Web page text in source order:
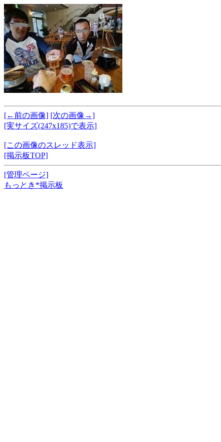
[←前の画像] [次の画像→]
[実サイズ(247x185)で表示]
[この画像のスレッド表示]
[掲示板TOP]
[管理ページ]
もっとき*掲示板